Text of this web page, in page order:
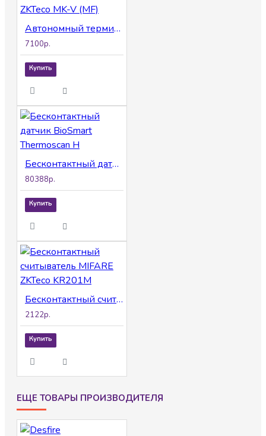
Автономный терминал доступа ZKTeco MK-V (MF)
7100р.
Купить
Бесконтактный датчик BioSmart Thermoscan H
80388р.
Купить
Бесконтактный считыватель MIFARE ZKTeco KR201M
2122р.
Купить
ЕЩЕ ТОВАРЫ ПРОИЗВОДИТЕЛЯ